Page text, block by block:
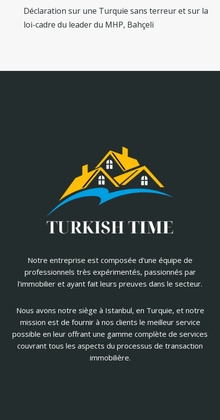
Déclaration sur une Turquie sans terreur et sur la
loi-cadre du leader du MHP, Bahçeli
Notre entreprise est composée d'une équipe de
professionnels très expérimentés, passionnés par
l'immobilier et ayant fait leurs preuves dans le secteur.
Nous avons notre siège à Istanbul, en Turquie, et notre
mission est de fournir à nos clients le meilleur service
possible en leur offrant une gamme complète de services
couvrant tous les aspects du processus de transaction
immobilière.